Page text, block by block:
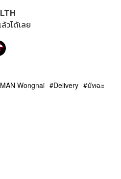
วได้เลย
Wongnai Delivery มัทฉะ